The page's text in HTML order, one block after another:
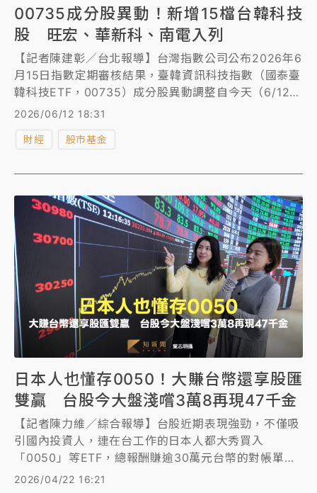
00735成分股異動！新增15檔台韓科技
股 旺宏、華新科、南電入列
【記者陳建彰／台北報導】台灣指數公司公布2026年6
月15日指數定期審核結果，臺韓資訊科技指數（國泰臺
韓科技ETF，00735）成分股異動調整自今天（6/12）
盤後生效。
2026/06/12 18:31
財經 股市基金
日本人也懂存0050！大賺台幣還享股匯
雙贏 台股今大盤淺嚐3萬8再現47千金
【記者陳力維／綜合報導】台股近期表現強勁，不僅吸
引國內投資人，連在台工作的日本人都大秀買入
「0050」等ETF，總報酬賺逾30萬元台幣的對帳單，
在社群平台上引發討論。而今（22）日台股延續強大的
2026/04/22 16:21